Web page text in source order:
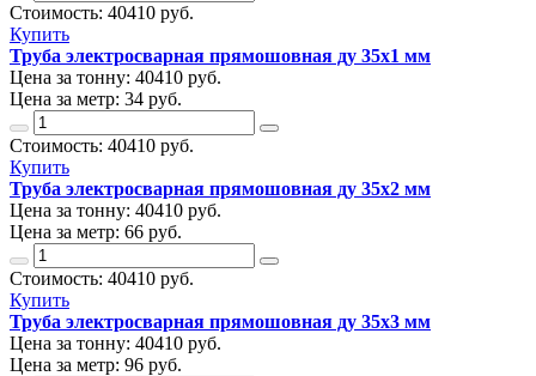
Стоимость: 40410 руб.
Купить
Труба электросварная прямошовная ду 35х1 мм
Цена за тонну: 40410 руб.
Цена за метр: 34 руб.
Стоимость: 40410 руб.
Купить
Труба электросварная прямошовная ду 35х2 мм
Цена за тонну: 40410 руб.
Цена за метр: 66 руб.
Стоимость: 40410 руб.
Купить
Труба электросварная прямошовная ду 35х3 мм
Цена за тонну: 40410 руб.
Цена за метр: 96 руб.